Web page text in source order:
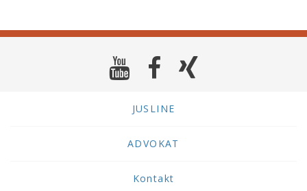
JUSLINE
ADVOKAT
Kontakt